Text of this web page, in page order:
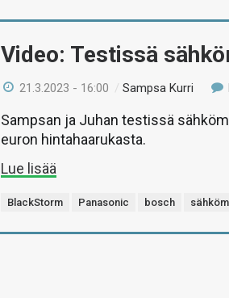
Video: Testissä
21.3.2023 - 16:00 /Sampsa Kurri
Sampsan ja Juhan testissä
euron hintahaarukasta.
Lue lisää
BlackStorm Panasonic bosch